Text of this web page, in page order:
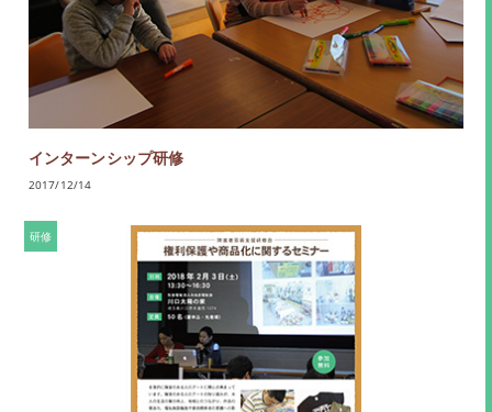
インターンシップ研修
2017/12/14
研修